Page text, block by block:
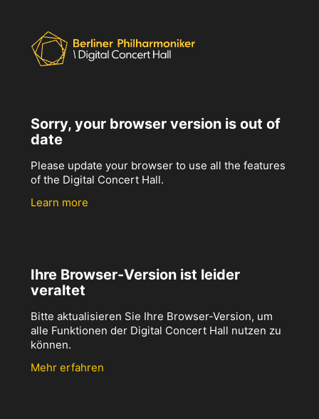
Sorry, your browser version is out of
date
Please update your browser to use all the features
of the Digital Concert Hall.
Learn more
Ihre Browser-Version ist leider
veraltet
Bitte aktualisieren Sie Ihre Browser-Version, um
alle Funktionen der Digital Concert Hall nutzen zu
können.
Mehr erfahren